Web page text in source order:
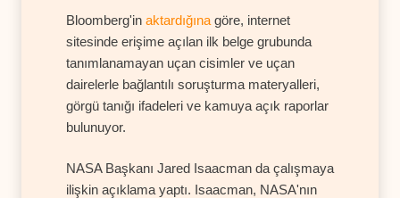
Bloomberg'in aktardığına göre, internet
sitesinde erişime açılan ilk belge grubunda
tanımlanamayan uçan cisimler ve uçan
dairelerle bağlantılı soruşturma materyalleri,
görgü tanığı ifadeleri ve kamuya açık raporlar
bulunuyor.
NASA Başkanı Jared Isaacman da çalışmaya
ilişkin açıklama yaptı. Isaacman, NASA'nın